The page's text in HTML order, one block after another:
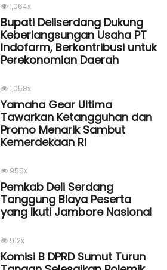
1,064x
Bupati Deliserdang Dukung
Keberlangsungan Usaha PT
Indofarm, Berkontribusi untuk
Perekonomian Daerah
1,058x
Yamaha Gear Ultima
Tawarkan Ketangguhan dan
Promo Menarik Sambut
Kemerdekaan Rl
955x
Pemkab Deli Serdang
Tanggung Biaya Peserta
yang Ikuti Jambore Nasional
912x
Komisi B DPRD Sumut Turun